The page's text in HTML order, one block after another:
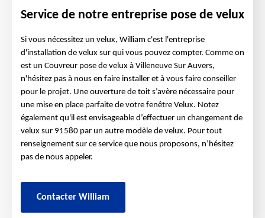
Service de notre entreprise pose de velux
Si vous nécessitez un velux, William c'est l'entreprise
d'installation de velux sur qui vous pouvez compter. Comme on
est un Couvreur pose de velux à Villeneuve Sur Auvers,
n'hésitez pas à nous en faire installer et à vous faire conseiller
pour le projet. Une ouverture de toit s’avère nécessaire pour
une mise en place parfaite de votre fenêtre Velux. Notez
également qu'il est envisageable d’effectuer un changement de
velux sur 91580 par un autre modèle de velux. Pour tout
renseignement sur ce service que nous proposons, n’hésitez
pas de nous appeler.
Contacter William